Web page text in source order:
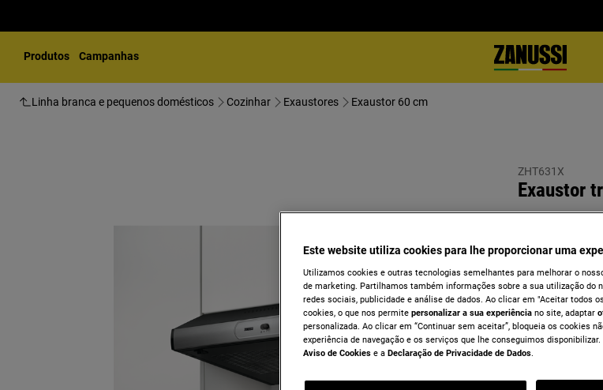
Produtos Campanhas
Linha branca e pequenos domésticos Cozinhar Exaustores Exaustor 60 cm
ZHT631X
Exaustor
Este website utiliza cookies para lhe proporcionar uma
Utilizamos cookies e outras tecnologias semelhantes para melhorar o
de marketing. Partilhamos também informações sobre a sua utilização do
redes sociais, publicidade e análise de dados. Ao clicar em "Aceitar todos
cookies, o que nos permite personalizar a sua experiência no site, adaptar
personalizada. Ao clicar em “Continuar sem aceitar”, bloqueia os cookies
experiência de navegação e os serviços que lhe conseguimos
Aviso de Cookies e a Declaração de Privacidade de Dados.